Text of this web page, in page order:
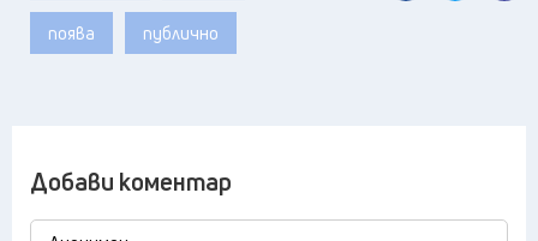
поява публично
Добави коментар